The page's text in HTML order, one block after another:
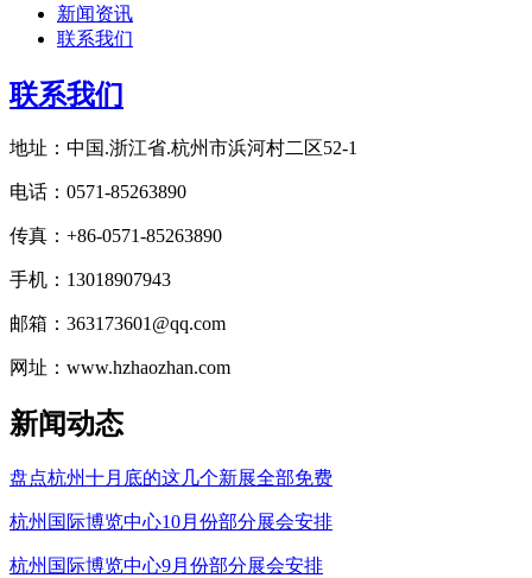
新闻资讯
联系我们
联系我们
地址：中国.浙江省.杭州市浜河村二区52-1
电话：0571-85263890
传真：+86-0571-85263890
手机：13018907943
邮箱：363173601@qq.com
网址：www.hzhaozhan.com
新闻动态
盘点杭州十月底的这几个新展全部免费
杭州国际博览中心10月份部分展会安排
杭州国际博览中心9月份部分展会安排